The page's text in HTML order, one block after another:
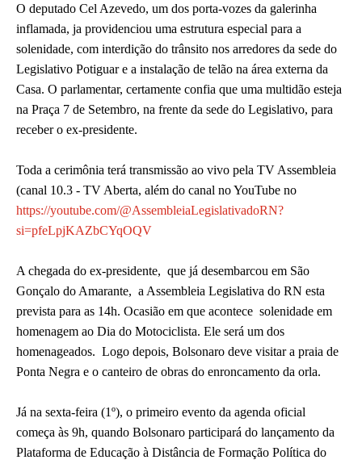
O deputado Cel Azevedo, um dos porta-vozes da galerinha
inflamada, ja providenciou uma estrutura especial para a
solenidade, com interdição do trânsito nos arredores da sede do
Legislativo Potiguar e a instalação de telão na área externa da
Casa. O parlamentar, certamente confia que uma multidão esteja
na Praça 7 de Setembro, na frente da sede do Legislativo, para
receber o ex-presidente.
Toda a cerimônia terá transmissão ao vivo pela TV Assembleia
(canal 10.3 - TV Aberta, além do canal no YouTube no
https://youtube.com/@AssembleiaLegislativadoRN?
si=pfeLpjKAZbCYqOQV
A chegada do ex-presidente, que já desembarcou em São
Gonçalo do Amarante, a Assembleia Legislativa do RN esta
prevista para as 14h. Ocasião em que acontece solenidade em
homenagem ao Dia do Motociclista. Ele será um dos
homenageados. Logo depois, Bolsonaro deve visitar a praia de
Ponta Negra e o canteiro de obras do enroncamento da orla.
Já na sexta-feira (1º), o primeiro evento da agenda oficial
começa às 9h, quando Bolsonaro participará do lançamento da
Plataforma de Educação à Distância de Formação Política do